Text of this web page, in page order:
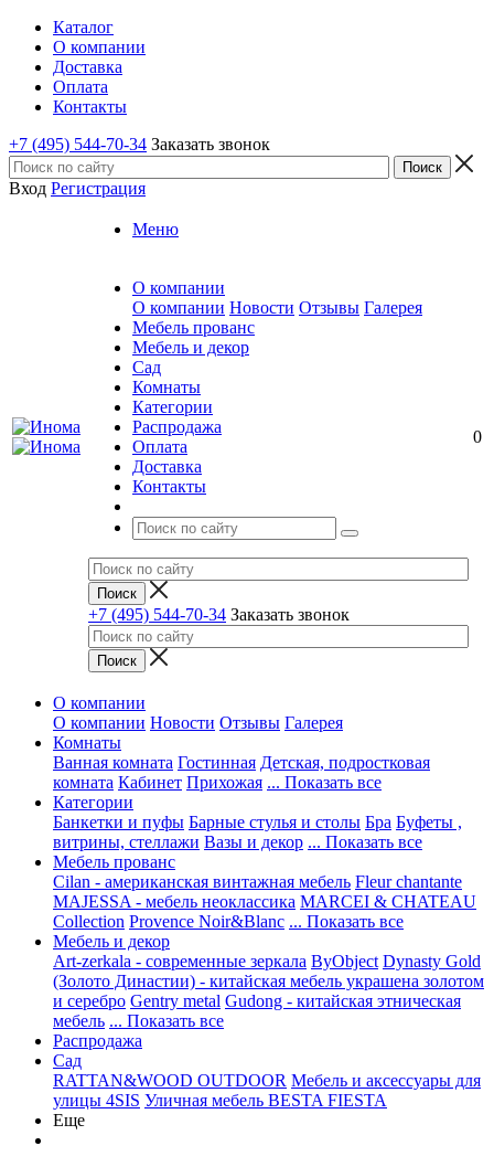
Каталог
О компании
Доставка
Оплата
Контакты
+7 (495) 544-70-34 Заказать звонок
Вход Регистрация
Меню
О компании
О компании Новости Отзывы Галерея
Мебель прованс
Мебель и декор
Сад
Комнаты
Категории
Распродажа
Оплата
Доставка
Контакты
+7 (495) 544-70-34 Заказать звонок
0
О компании
О компании Новости Отзывы Галерея
Комнаты
Ванная комната Гостинная Детская, подростковая
комната Кабинет Прихожая ... Показать все
Категории
Банкетки и пуфы Барные стулья и столы Бра Буфеты ,
витрины, стеллажи Вазы и декор ... Показать все
Мебель прованс
Cilan - американская винтажная мебель Fleur chantante
MAJESSA - мебель неоклассика MARCEI & CHATEAU
Collection Provence Noir&Blanc ... Показать все
Мебель и декор
Art-zerkala - современные зеркала ByObject Dynasty Gold
(Золото Династии) - китайская мебель украшена золотом
и серебро Gentry metal Gudong - китайская этническая
мебель ... Показать все
Распродажа
Сад
RATTAN&WOOD OUTDOOR Мебель и аксессуары для
улицы 4SIS Уличная мебель BESTA FIESTA
Еще